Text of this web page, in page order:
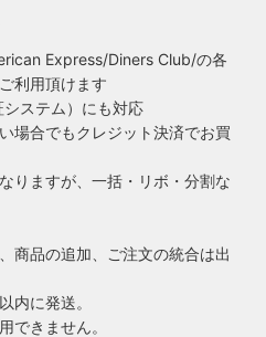
Express/Diners Club/の各
利用頂けます
ステム）にも対応
場合でもクレジット決済でお買
りますが、一括・リボ・分割な
商品の追加、ご注文の統合は出
内に発送。
できません。